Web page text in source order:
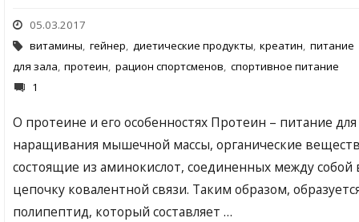
05.03.2017
витамины, гейнер, диетические продукты, креатин, питание
для зала, протеин, рацион спортсменов, спортивное питание
1
О протеине и его особенностях Протеин – питание для
наращивания мышечной массы, органические
состоящие из аминокислот, соединенных между собой
цепочку ковалентной связи. Таким образом,
полипептид, который составляет …